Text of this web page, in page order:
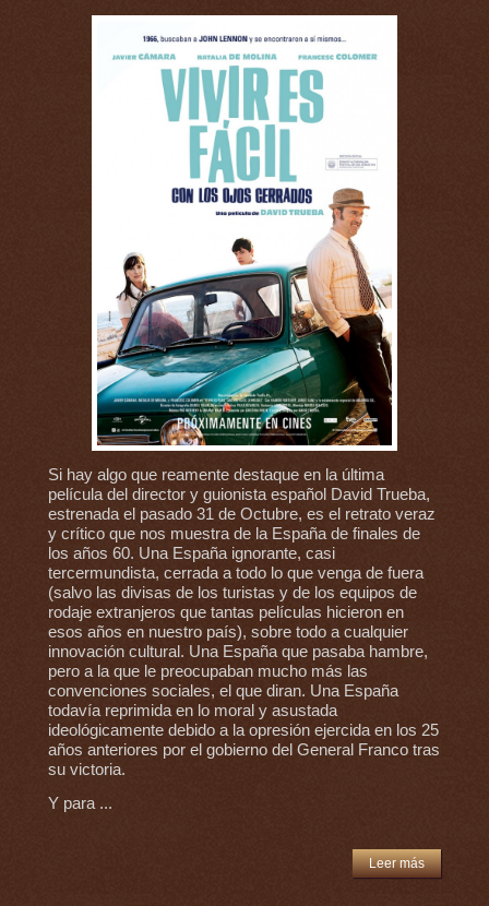
Si hay algo que reamente destaque en la última
película del director y guionista español David Trueba,
estrenada el pasado 31 de Octubre, es el retrato veraz
y crítico que nos muestra de la España de finales de
los años 60. Una España ignorante, casi
tercermundista, cerrada a todo lo que venga de fuera
(salvo las divisas de los turistas y de los equipos de
rodaje extranjeros que tantas películas hicieron en
esos años en nuestro país), sobre todo a cualquier
innovación cultural. Una España que pasaba hambre,
pero a la que le preocupaban mucho más las
convenciones sociales, el que diran. Una España
todavía reprimida en lo moral y asustada
ideológicamente debido a la opresión ejercida en los 25
años anteriores por el gobierno del General Franco tras
su victoria.
Y para ...
Leer más